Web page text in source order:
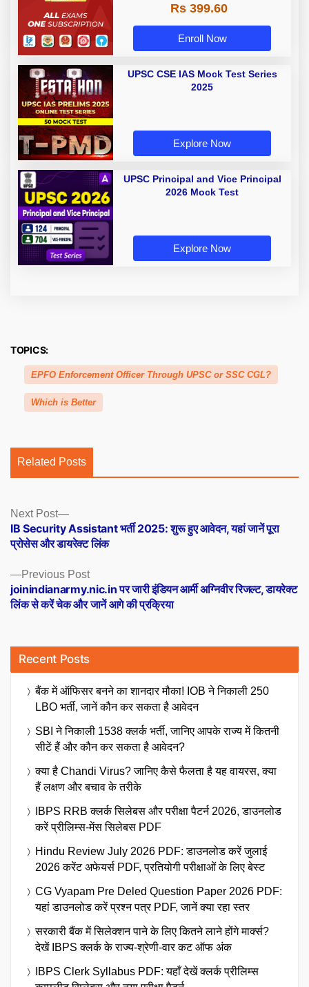
Rs 399.60
Enroll Now
UPSC CSE IAS Mock Test Series
2025
Explore Now
UPSC Principal and Vice Principal
2026 Mock Test
Explore Now
TOPICS:
EPFO Enforcement Officer Through UPSC or SSC CGL?
Which is Better
Related Posts
Posts
navigation
Previous PostPrevious
post:
joinindianarmy.nic.in पर जारी इंडियन आर्मी अग्निवीर रिजल्ट, डायरेक्ट
लिंक से करें चेक और जानें आगे की प्रक्रिया
Next Post
Next
post:
IB Security Assistant भर्ती 2025: शुरू हुए आवेदन, यहां जानें पूरा
प्रोसेस और डायरेक्ट लिंक
Recent Posts
बैंक में ऑफिसर बनने का शानदार मौका! IOB ने निकाली 250
LBO भर्ती, जानें कौन कर सकता है आवेदन
SBI ने निकाली 1538 क्लर्क भर्ती, जानिए आपके राज्य में कितनी
सीटें हैं और कौन कर सकता है आवेदन?
क्या है Chandi Virus? जानिए कैसे फैलता है यह वायरस, क्या
हैं लक्षण और बचाव के तरीके
IBPS RRB क्लर्क सिलेबस और परीक्षा पैटर्न 2026, डाउनलोड
करें प्रीलिम्स-मेंस सिलेबस PDF
Hindu Review July 2026 PDF: डाउनलोड करें जुलाई
2026 करेंट अफेयर्स PDF, प्रतियोगी परीक्षाओं के लिए बेस्ट
CG Vyapam Pre Deled Question Paper 2026 PDF:
यहां डाउनलोड करें प्रश्न पत्र PDF, जानें क्या रहा स्तर
सरकारी बैंक में सिलेक्शन पाने के लिए कितने लाने होंगे मार्क्स?
देखें IBPS क्लर्क के राज्य-श्रेणी-वार कट ऑफ अंक
IBPS Clerk Syllabus PDF: यहाँ देखें क्लर्क प्रीलिम्स